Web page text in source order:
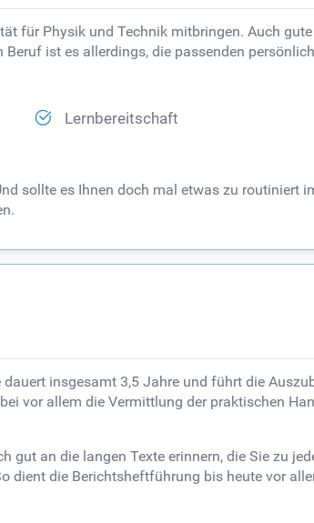
für Physik und Technik mitbringen. Auch gute
ist es allerdings, die passenden
Lernbereitschaft
sollte es Ihnen doch mal etwas zu routiniert
insgesamt 3,5 Jahre und führt die
vor allem die Vermittlung der praktischen
an die langen Texte erinnern, die Sie zu
dient die Berichtsheftführung bis heute vor